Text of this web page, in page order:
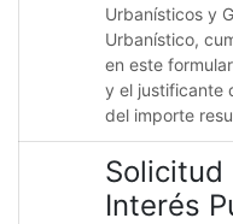
Urbanísticos y
Urbanístico,
en este
y el justificante
del importe
Solicitud
Interés